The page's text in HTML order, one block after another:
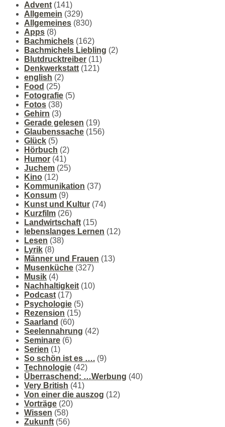
Advent (141)
Allgemein (329)
Allgemeines (830)
Apps (8)
Bachmichels (162)
Bachmichels Liebling (2)
Blutdrucktreiber (11)
Denkwerkstatt (121)
english (2)
Food (25)
Fotografie (5)
Fotos (38)
Gehirn (3)
Gerade gelesen (19)
Glaubenssache (156)
Glück (5)
Hörbuch (2)
Humor (41)
Juchem (25)
Kino (12)
Kommunikation (37)
Konsum (9)
Kunst und Kultur (74)
Kurzfilm (26)
Landwirtschaft (15)
lebenslanges Lernen (12)
Lesen (38)
Lyrik (8)
Männer und Frauen (13)
Musenküche (327)
Musik (4)
Nachhaltigkeit (10)
Podcast (17)
Psychologie (5)
Rezension (15)
Saarland (60)
Seelennahrung (42)
Seminare (6)
Serien (1)
So schön ist es …. (9)
Technologie (42)
Überraschend: …Werbung (40)
Very British (41)
Von einer die auszog (12)
Vorträge (20)
Wissen (58)
Zukunft (56)